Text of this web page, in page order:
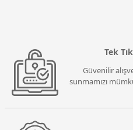
Tek
Güvenilir
sunmamızı